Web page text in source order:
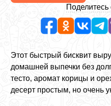
Поделитесь
Этот быстрый бисквит
домашней выпечки без
тесто, аромат корицы и
десерт простым, но очень